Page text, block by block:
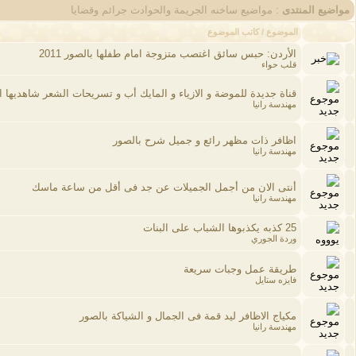
مواضيع المنتدى : مواضيع ساخنه الجريمة والحوادث جرائم وقضايا
الموضوع /كاتب الموضوع
الأردن: حبس سائق اغتصب متزوجة امام طفلها بالصور 2011
قلب حواء
قناة جديدة للموضة و الازياء و المايك أب و تسريحات الشعر شاهديها
مهندسة رانيا
اظافر ذات مظهر رائع و جميل شرح بالصور
مهندسة رانيا
أنتى الان من أجمل الجميلات عن جد فى أقل من ساعة ماسك
مهندسة رانيا
25 كذبه يكذبوها الشباب على البنات
وردة الجوري
طريقة عمل وجبات سريعة
فايزه ستايل
مكياج الاظافر ليد قمة فى الجمال و الشياكة بالصور
مهندسة رانيا